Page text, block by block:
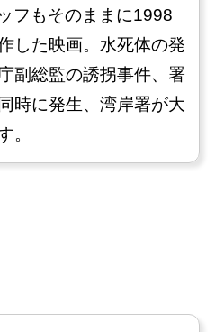
フもそのままに1998
した映画。水死体の発
副総監の誘拐事件、署
時に発生、湾岸署が大
。